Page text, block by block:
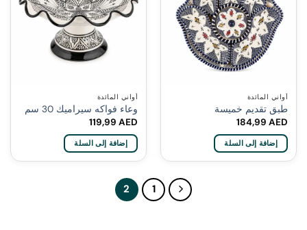
أواني المائدة
طبق تقديم خميسة
184,99AED
إضافة إلى السلة
أواني المائدة
وعاء فواكه سيراميك 30 سم
119,99AED
إضافة إلى السلة
1
2